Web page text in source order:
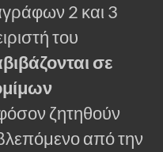
2 και 3
του
σε
ζητηθούν
από την